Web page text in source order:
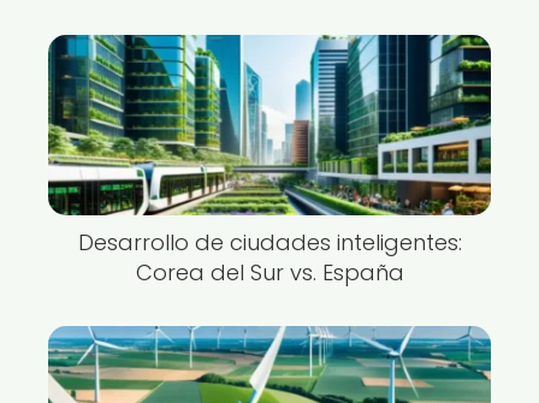
Desarrollo de ciudades inteligentes:
Corea del Sur vs. España